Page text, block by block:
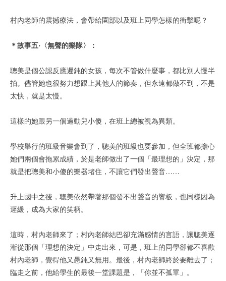
村內老師的震撼療法，會帶給園部以及班上同學怎樣的衝擊呢？
＊故事五‧〈無聲的樂隊〉：
聰美是個公認反應遲鈍的女孩，每次不管做什麼事，都比別人慢半
拍。儘管她也很努力想跟上其他人的節奏，但永遠都做不到，不是
太快，就是太慢。
這樣的她跟另一個過動兒小傻，在班上總被視為異類。
學校舉行的班級音樂會到了，聰美的班級也要參加，但全班都擔心
她們兩個會拖累成績，於是老師做出了一個「最理想的」決定，那
就是把聰美和小傻的樂器堵住，不讓它們發出聲音……
升上國中之後，聰美依然帶著那個發不出聲音的響板，也同樣因為
遲緩，成為大家的笑柄。
這時，村內老師來了；村內老師結巴卻充滿感情的言語，讓聰美逐
漸從那個「理想的決定」中走出來，可是，班上的同學卻都不喜歡
村內老師，覺得他又愚鈍又無用。最後，村內老師終於要離去了；
臨走之前，他給學生的最後一堂課題是，「你並不孤單」。